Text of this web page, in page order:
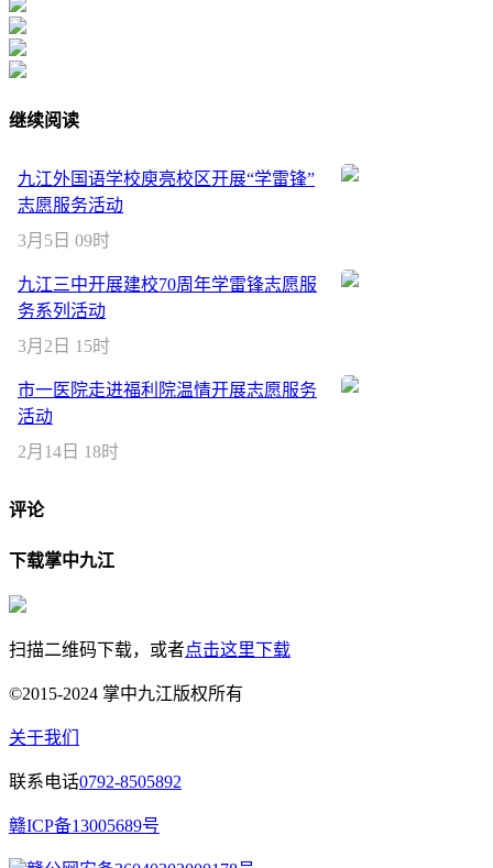
继续阅读
九江外国语学校庾亮校区开展“学雷锋”
志愿服务活动
3月5日 09时
九江三中开展建校70周年学雷锋志愿服
务系列活动
3月2日 15时
市一医院走进福利院温情开展志愿服务
活动
2月14日 18时
评论
下载掌中九江
扫描二维码下载，或者点击这里下载
©2015-2024 掌中九江版权所有
关于我们
联系电话0792-8505892
赣ICP备13005689号